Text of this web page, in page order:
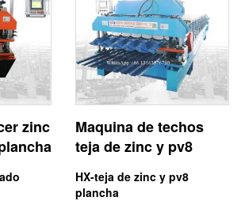
zinc
Maquina de techos
teja de zinc y pv8
HX-teja de zinc y pv8
plancha